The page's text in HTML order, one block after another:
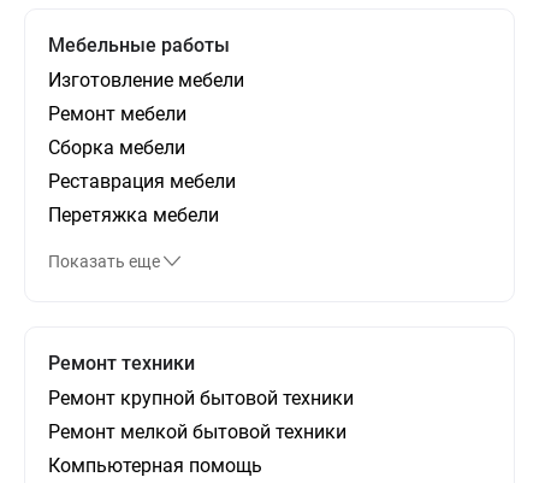
Мебельные работы
Изготовление мебели
Ремонт мебели
Сборка мебели
Реставрация мебели
Перетяжка мебели
Показать еще
Ремонт техники
Ремонт крупной бытовой техники
Ремонт мелкой бытовой техники
Компьютерная помощь